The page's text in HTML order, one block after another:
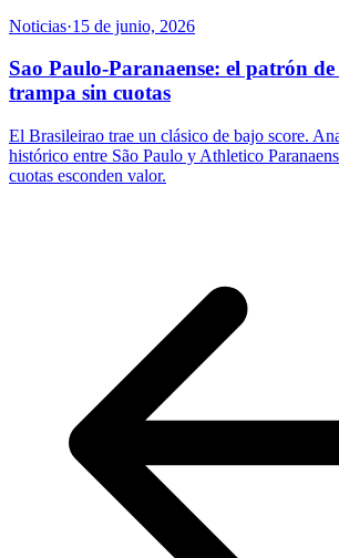
Noticias·15 de junio, 2026
Sao Paulo-Paranaense: el patrón
trampa sin cuotas
El Brasileirao trae un clásico de bajo score.
histórico entre São Paulo y Athletico
cuotas esconden valor.